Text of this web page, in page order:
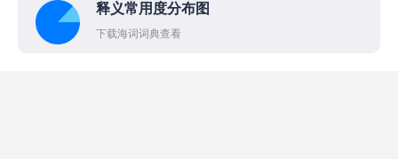
释义常用度分布图
下载海词词典查看